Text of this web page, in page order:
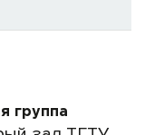
группа